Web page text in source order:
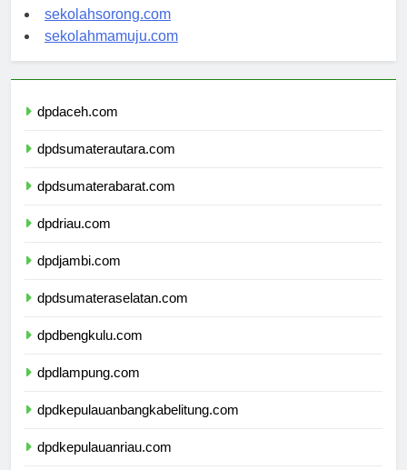
sekolahindonesia.org
sekolahsorong.com